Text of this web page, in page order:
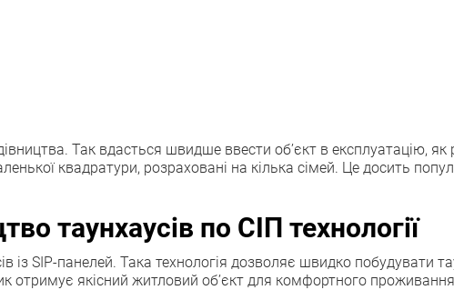
Так вдасться швидше ввести об’єкт в експлуатацію,
квадратури, розраховані на кілька сімей. Це досить
таунхаусів по СІП технології
із SIP-панелей. Така технологія дозволяє швидко побудувати
отримує якісний житловий об’єкт для комфортного